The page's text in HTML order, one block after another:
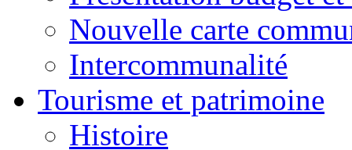
Nouvelle carte
Intercommunalité
Tourisme et patrimoine
Histoire